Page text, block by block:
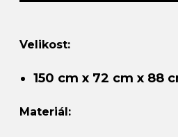
Velikost:
150 cm x 72 cm x 88
Materiál: